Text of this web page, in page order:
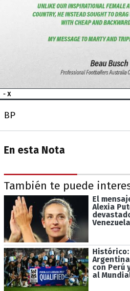
- X
BP
En esta Nota
También te puede
El
Alexia
con Perú
al